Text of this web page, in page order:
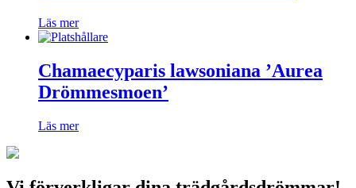
Läs mer
Chamaecyparis lawsoniana ’Aurea
Drömmesmoen’
Läs mer